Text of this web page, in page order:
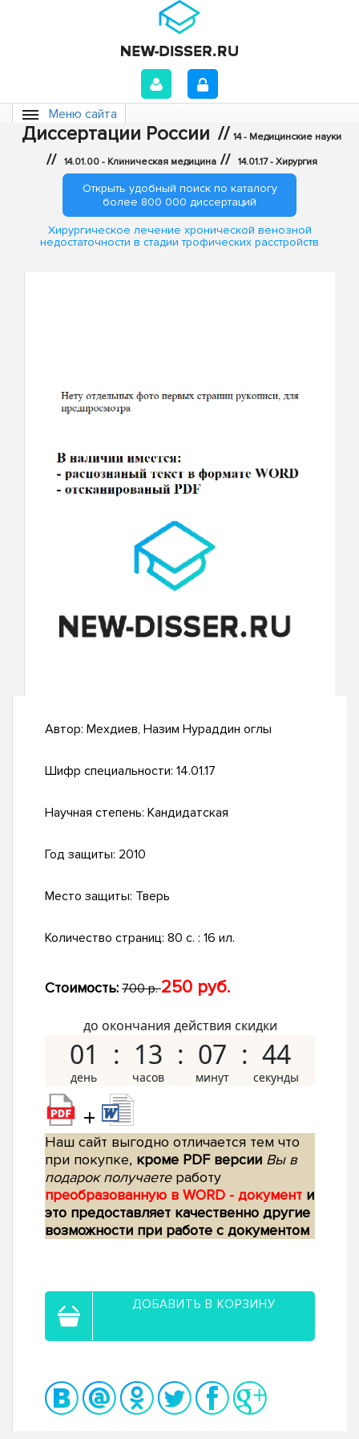
Меню сайта
Диссертации России // 14 - Медицинские науки
// 14.01.00 - Клиническая медицина // 14.01.17 - Хирургия
Открыть удобный поиск по каталогу
более 800 000 диссертаций
Хирургическое лечение хронической венозной
недостаточности в стадии трофических расстройств
Автор: Мехдиев, Назим Нураддин оглы
Шифр специальности: 14.01.17
Научная степень: Кандидатская
Год защиты: 2010
Место защиты: Тверь
Количество страниц: 80 с. : 16 ил.
Стоимость: 700 р.250 руб.
до окончания действия скидки
01 13 07 43
+
Наш сайт выгодно отличается тем что
при покупке, кроме PDF версии Вы в
подарок получаетеработу
преобразованную в WORD - документ и
это предоставляет качественно другие
возможности при работе с документом
ДОБАВИТЬ В КОРЗИНУ